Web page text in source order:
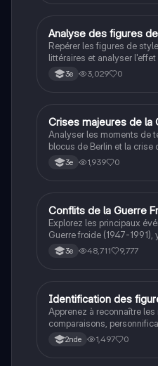
étudiants en philosophie
compréhension des
AFrançais
Analyse des figures
Repérer les figures de
littéraires et analyser
3e 3,029 0
CHistoire
Crises majeures de la
Analyser les moments de
blocus de Berlin et la crise
3e 1,939 0
Histoire
Conflits de la Guerre
Explorez les principaux
Guerre froide (1947-
l'Allemagne, la crise de
la course à l'espace.
historique.
3e 48,711 9,777
IFrançais
Identification des
Apprenez à reconnaître les
comparaisons,
des phrases simples.
2nde 1,497 0